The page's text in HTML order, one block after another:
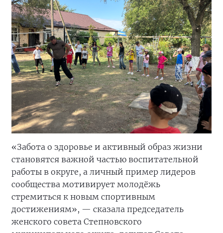
«Забота о здоровье и активный образ жизни
становятся важной частью воспитательной
работы в округе, а личный пример лидеров
сообщества мотивирует молодёжь
стремиться к новым спортивным
достижениям», — сказала председатель
женского совета Степновского